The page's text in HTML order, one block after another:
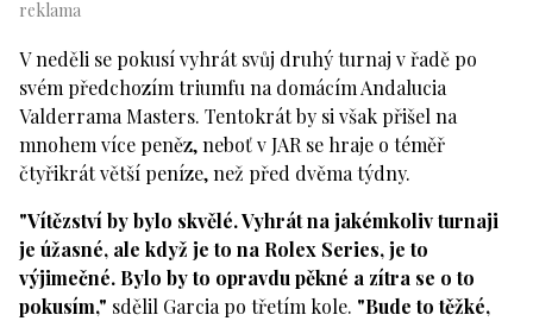
V neděli se pokusí vyhrát svůj druhý turnaj v řadě po
svém předchozím triumfu na domácím Andalucia
Valderrama Masters. Tentokrát by si však přišel na
mnohem více peněz, neboť v JAR se hraje o téměř
čtyřikrát větší peníze, než před dvěma týdny.
"Vítězství by bylo skvělé. Vyhrát na jakémkoliv turnaji
je úžasné, ale když je to na Rolex Series, je to
výjimečné. Bylo by to opravdu pěkné a zítra se o to
pokusím," sdělil Garcia po třetím kole. "Bude to těžké,